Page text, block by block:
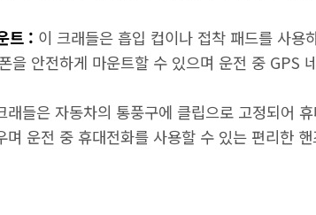
트 : 이 크래들은 흡입 컵이나 접착 패드를 사용
을 안전하게 마운트할 수 있으며 운전 중 GPS
래들은 자동차의 통풍구에 클립으로 고정되어
며 운전 중 휴대전화를 사용할 수 있는 편리한